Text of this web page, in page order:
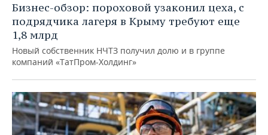
Бизнес-обзор: пороховой узаконил цеха, с
подрядчика лагеря в Крыму требуют еще
1,8 млрд
Новый собственник НЧТЗ получил долю и в группе
компаний «ТатПром-Холдинг»